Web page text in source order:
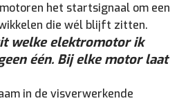
het startsignaal om een
die wél blijft zitten.
welke elektromotor ik
één. Bij elke motor laat
in de visverwerkende